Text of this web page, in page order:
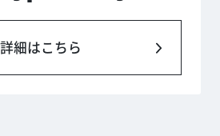
詳細はこちら